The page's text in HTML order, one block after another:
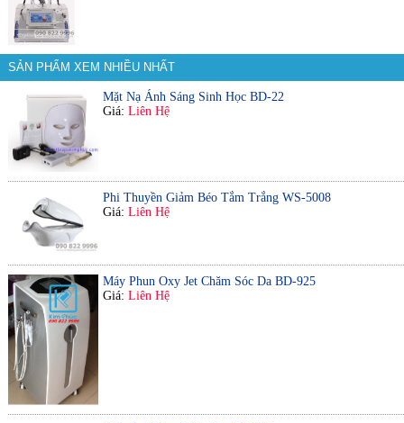
SẢN PHẨM XEM NHIỀU NHẤT
Mặt Nạ Ánh Sáng Sinh Học BD-22
Giá: Liên Hệ
Phi Thuyền Giảm Béo Tắm Trắng WS-5008
Giá: Liên Hệ
Máy Phun Oxy Jet Chăm Sóc Da BD-925
Giá: Liên Hệ